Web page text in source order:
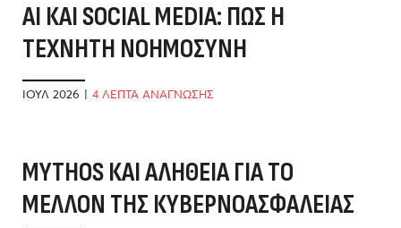
AI ΚΑΙ SOCIAL MEDIA: ΠΏΣ Η
ΤΕΧΝΗΤΉ ΝΟΗΜΟΣΎΝΗ
ΑΛΛΆΖΕΙ ΤΟ ΤΟΠΊΟ
ΙΟΎΛ 2026 | 4 ΛΕΠΤΑ ΑΝΑΓΝΩΣΗΣ
MYTHOS ΚΑΙ ΑΛΉΘΕΙΑ ΓΙΑ ΤΟ
ΜΈΛΛΟΝ ΤΗΣ ΚΥΒΕΡΝΟΑΣΦΆΛΕΙΑΣ